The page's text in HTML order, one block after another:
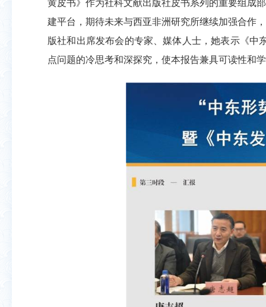
黄皮书》作为社科文献出版社皮书系列的重要组成
建平台，期待未来与西亚非洲研究所继续加强合作
版社和出席发布会的专家、媒体人士，她表示《中
点问题的冷思考和深探究，使本报告兼具可读性和